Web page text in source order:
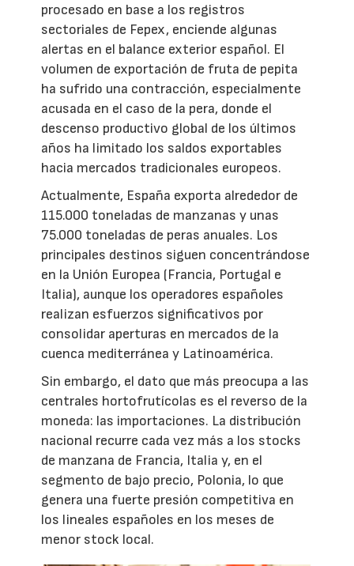
procesado en base a los registros
sectoriales de Fepex, enciende algunas
alertas en el balance exterior español. El
volumen de exportación de fruta de pepita
ha sufrido una contracción, especialmente
acusada en el caso de la pera, donde el
descenso productivo global de los últimos
años ha limitado los saldos exportables
hacia mercados tradicionales europeos.
Actualmente, España exporta alrededor de
115.000 toneladas de manzanas y unas
75.000 toneladas de peras anuales. Los
principales destinos siguen concentrándose
en la Unión Europea (Francia, Portugal e
Italia), aunque los operadores españoles
realizan esfuerzos significativos por
consolidar aperturas en mercados de la
cuenca mediterránea y Latinoamérica.
Sin embargo, el dato que más preocupa a las
centrales hortofrutícolas es el reverso de la
moneda: las importaciones. La distribución
nacional recurre cada vez más a los stocks
de manzana de Francia, Italia y, en el
segmento de bajo precio, Polonia, lo que
genera una fuerte presión competitiva en
los lineales españoles en los meses de
menor stock local.